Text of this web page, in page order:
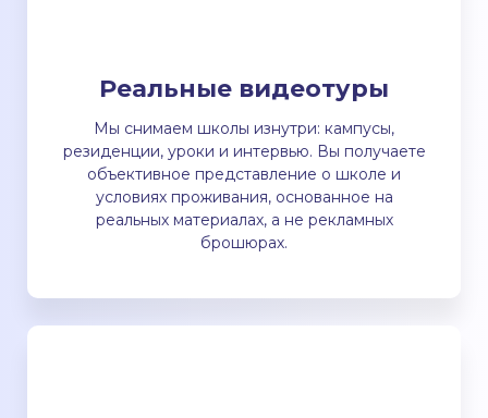
Реальные видеотуры
Мы снимаем школы изнутри: кампусы,
резиденции, уроки и интервью. Вы получаете
объективное представление о школе и
условиях проживания, основанное на
реальных материалах, а не рекламных
брошюрах.